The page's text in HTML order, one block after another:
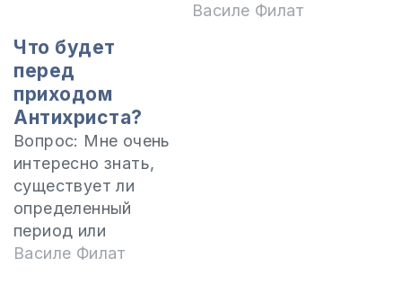
Школе Precept.
00:00 -Интро
00:26 - Это
правда, что
антихрист – это
система, а именно
Католическая
церковь кок
некоторые
говорят? 03:51 -
Василе Филат
Что будет
перед
приходом
Антихриста?
Вопрос: Мне очень
интересно знать,
существует ли
определенный
период или
предшествующие
Василе Филат